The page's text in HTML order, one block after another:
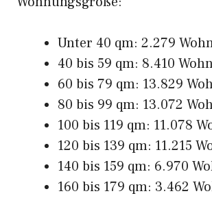
Unter 40 qm: 2.279
40 bis 59 qm: 8.410
60 bis 79 qm: 13.829
80 bis 99 qm: 13.072
100 bis 119 qm: 11.078
120 bis 139 qm: 11.215
140 bis 159 qm: 6.970
160 bis 179 qm: 3.462